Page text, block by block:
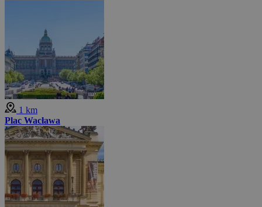
1 km
Plac Wacława